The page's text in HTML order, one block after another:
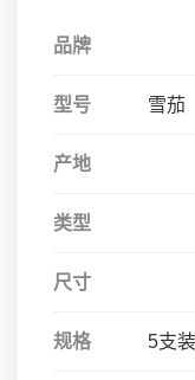
品牌
型号 雪茄
产地
类型
尺寸
规格 5支装